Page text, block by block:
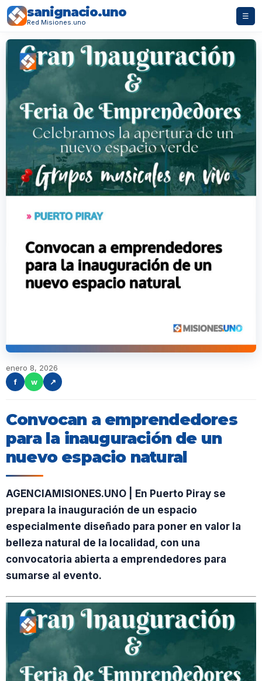
sanignacio.uno
Red Misiones.uno
☰
enero 8, 2026
f
w ↗
Convocan a emprendedores
para la inauguración de un
nuevo espacio natural
AGENCIAMISIONES.UNO | En Puerto Piray se
prepara la inauguración de un espacio
especialmente diseñado para poner en valor la
belleza natural de la localidad, con una
convocatoria abierta a emprendedores para
sumarse al evento.